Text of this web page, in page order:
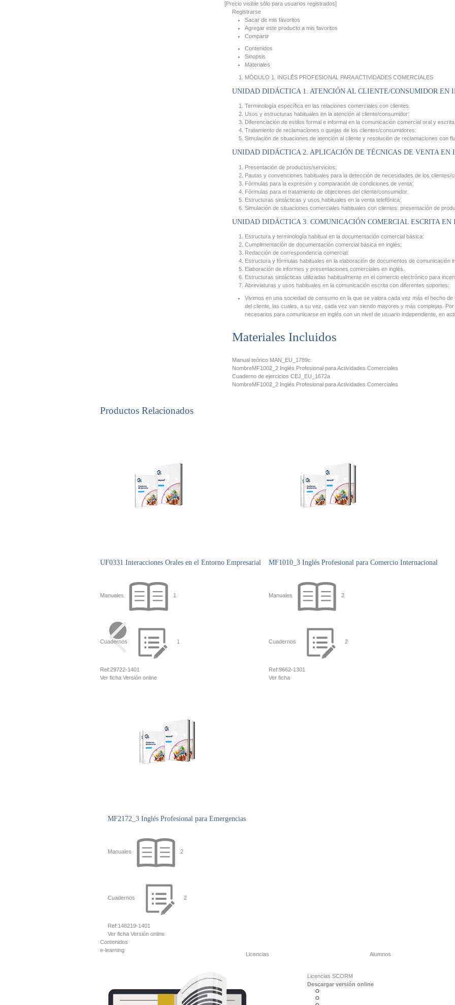
[Precio visible sólo para usuarios registrados]
Registrarse
Sacar de mis favoritos
Agregar este producto a mis favoritos
Compartir
Contenidos
Sinopsis
Materiales
MÓDULO 1. INGLÉS PROFESIONAL PARA ACTIVIDADES COMERCIALES
UNIDAD DIDÁCTICA 1. ATENCIÓN AL CLIENTE/CONSUMIDOR EN
Terminología específica en las relaciones comerciales con clientes.
Usos y estructuras habituales en la atención al cliente/consumidor:
Diferenciación de estilos formal e informal en la comunicación comercial oral y escrita.
Tratamiento de reclamaciones o quejas de los clientes/consumidores:
Simulación de situaciones de atención al cliente y resolución de reclamaciones con
UNIDAD DIDÁCTICA 2. APLICACIÓN DE TÉCNICAS DE VENTA EN
Presentación de productos/servicios:
Pautas y convenciones habituales para la detección de necesidades de los clientes/
Fórmulas para la expresión y comparación de condiciones de venta:
Fórmulas para el tratamiento de objeciones del cliente/consumidor.
Estructuras sintácticas y usos habituales en la venta telefónica:
Simulación de situaciones comerciales habituales con clientes: presentación de
UNIDAD DIDÁCTICA 3. COMUNICACIÓN COMERCIAL ESCRITA EN
Estructura y terminología habitual en la documentación comercial básica:
Cumplimentación de documentación comercial básica en inglés:
Redacción de correspondencia comercial:
Estructura y fórmulas habituales en la elaboración de documentos de comunicación
Elaboración de informes y presentaciones comerciales en inglés.
Estructuras sintácticas utilizadas habitualmente en el comercio electrónico para
Abreviaturas y usos habituales en la comunicación escrita con diferentes soportes:
Vivimos en una sociedad de consumo en la que se valora cada vez más el hecho
del cliente, las cuales, a su vez, cada vez van siendo mayores y más complejas.
necesarios para comunicarse en inglés con un nivel de usuario independiente, en
Materiales Incluidos
Manual teórico MAN_EU_1789c
NombreMF1002_2 Inglés Profesional para Actividades Comerciales
Cuaderno de ejercicios CEJ_EU_1672a
NombreMF1002_2 Inglés Profesional para Actividades Comerciales
Productos Relacionados
UF0331 Interacciones Orales en el Entorno Empresarial
Manuales 1
Cuadernos 1
Ref:29722-1401
Ver ficha Versión online
MF1010_3 Inglés Profesional para Comercio Internacional
Manuales 2
Cuadernos 2
Ref:9662-1301
Ver ficha
MF2172_3 Inglés Profesional para Emergencias
Manuales 2
Cuadernos 2
Ref:148219-1401
Ver ficha Versión online
Contenidos
e-learning
Licencias Alumnos
Licencias SCORM
Descargar versión online